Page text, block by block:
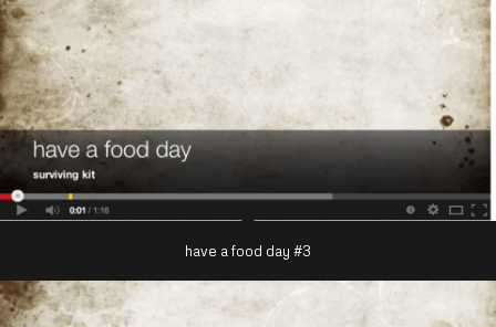
have a food day #3